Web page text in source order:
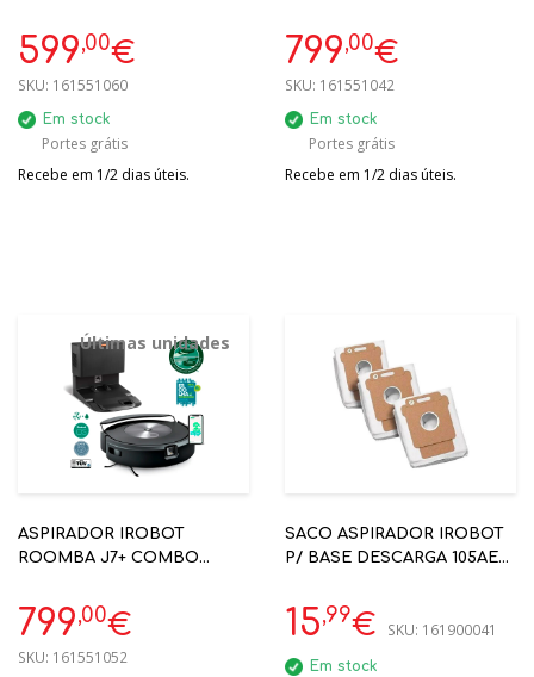
IRN185040
599,00€
SKU: 161551060
Em stock
Portes grátis
Recebe em 1/2 dias úteis.
REF: C715840
799,00€
SKU: 161551042
Em stock
Portes grátis
Recebe em 1/2 dias úteis.
Últimas unidades
ASPIRADOR IROBOT
ROOMBA J7+ COMBO
799,00€
SKU: 161551052
SACO ASPIRADOR IROBOT
P/ BASE DESCARGA 105AE
(IR4849916 )
15,99€ SKU: 161900041
Em stock